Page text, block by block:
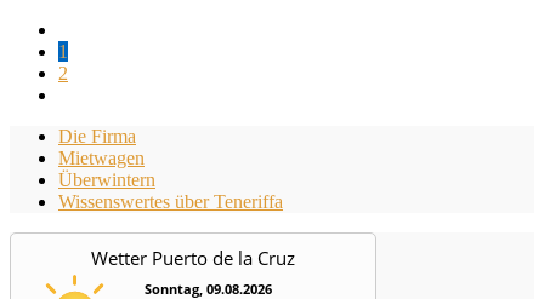
1
2
Die Firma
Mietwagen
Überwintern
Wissenswertes über Teneriffa
Wetter Puerto de la Cruz
Sonntag, 09.08.2026